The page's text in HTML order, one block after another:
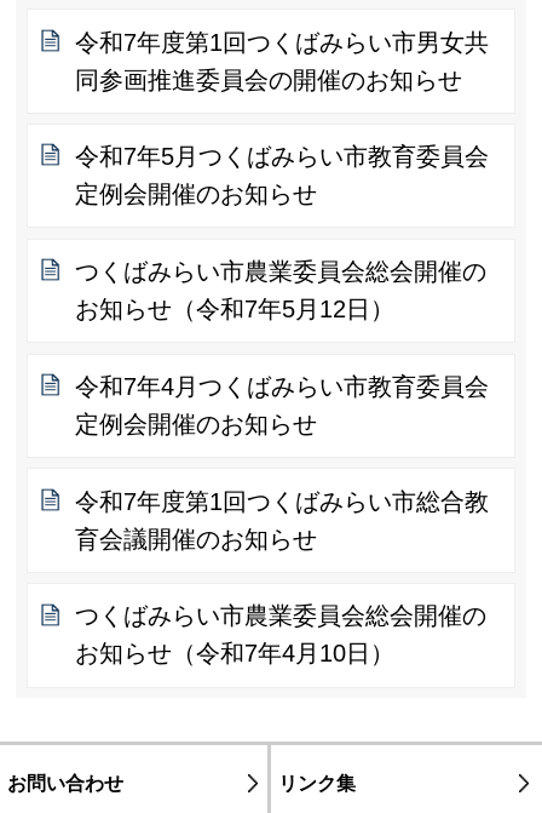
令和7年度第1回つくばみらい市男女共
同参画推進委員会の開催のお知らせ
令和7年5月つくばみらい市教育委員会
定例会開催のお知らせ
つくばみらい市農業委員会総会開催の
お知らせ（令和7年5月12日）
令和7年4月つくばみらい市教育委員会
定例会開催のお知らせ
令和7年度第1回つくばみらい市総合教
育会議開催のお知らせ
つくばみらい市農業委員会総会開催の
お知らせ（令和7年4月10日）
お問い合わせ リンク集